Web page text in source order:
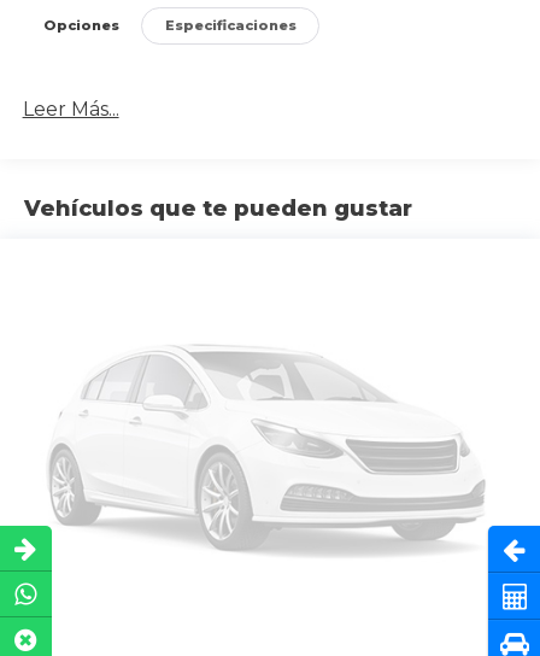
Opciones Especificaciones
Leer Más...
Vehículos que te pueden gustar